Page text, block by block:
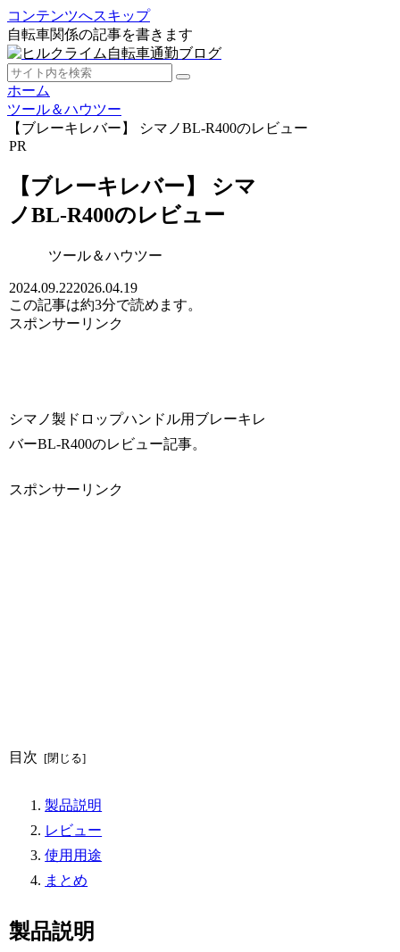
コンテンツへスキップ
自転車関係の記事を書きます
ホーム
ツール＆ハウツー
【ブレーキレバー】 シマノBL-R400のレビュー
PR
【ブレーキレバー】 シマ
ノBL-R400のレビュー
ツール＆ハウツー
2024.09.222026.04.19
この記事は約3分で読めます。
スポンサーリンク
シマノ製ドロップハンドル用ブレーキレ
バーBL-R400のレビュー記事。
スポンサーリンク
目次
製品説明
レビュー
使用用途
まとめ
製品説明